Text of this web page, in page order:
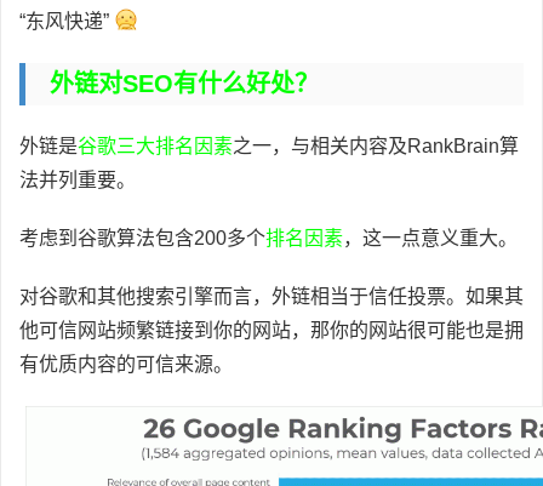
“东风快递”
外链对SEO有什么好处？
外链是谷歌三大排名因素之一，与相关内容及RankBrain算
法并列重要。
考虑到谷歌算法包含200多个排名因素，这一点意义重大。
对谷歌和其他搜索引擎而言，外链相当于信任投票。如果其
他可信网站频繁链接到你的网站，那你的网站很可能也是拥
有优质内容的可信来源。